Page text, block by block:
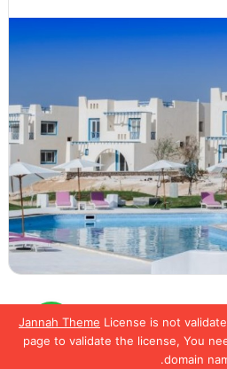
Jannah Theme License is not
page to validate the license, You
domain
الصفحة التالية لمعرفة تفاصيل أكترتواصل
معنا